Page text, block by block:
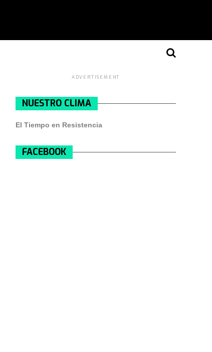
ADVERTISEMENT
NUESTRO CLIMA
El Tiempo en Resistencia
FACEBOOK